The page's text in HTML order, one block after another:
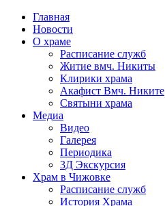
Главная
Новости
О храме
Расписание служб
Житие вмч. Никиты
Клирики храма
Акафист Вмч. Никите
Святыни храма
Медиа
Видео
Галерея
Периодика
3Д Экскурсия
Храм в Чижовке
Расписание служб
История Храма